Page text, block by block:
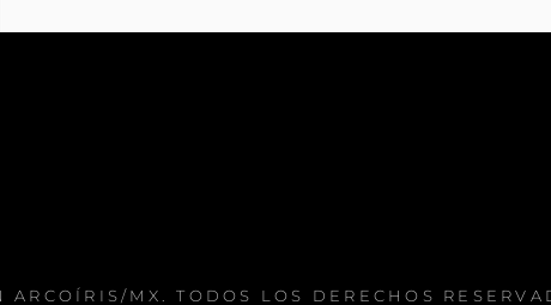
ARCOÍRIS/MX . TODOS LOS DERECHOS